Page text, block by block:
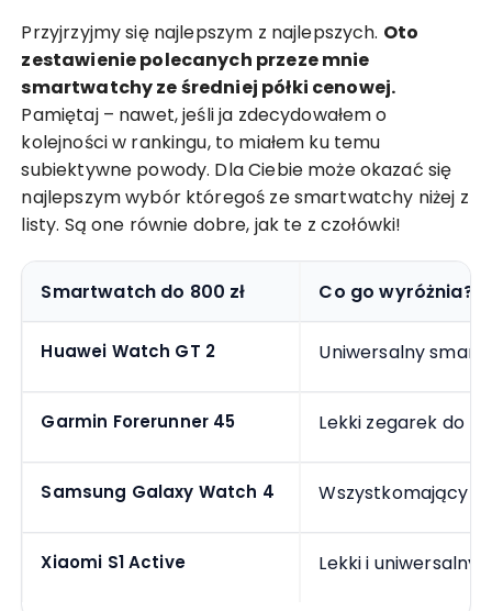
Przyjrzyjmy się najlepszym z najlepszych. Oto
zestawienie polecanych przeze mnie
smartwatchy ze średniej półki cenowej.
Pamiętaj – nawet, jeśli ja zdecydowałem o
kolejności w rankingu, to miałem ku temu
subiektywne powody. Dla Ciebie może okazać się
najlepszym wybór któregoś ze smartwatchy niżej z
listy. Są one równie dobre, jak te z czołówki!
Smartwatch do 800 zł Co go wyróżnia?
Huawei Watch GT 2 Uniwersalny
Garmin Forerunner 45 Lekki zegarek do
Samsung Galaxy Watch 4 Wszystkomający
Xiaomi S1 Active Lekki i uniwersalny